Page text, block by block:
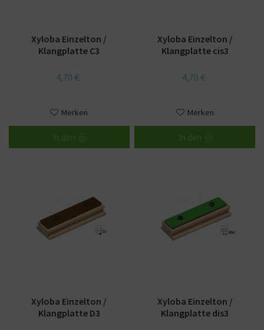
Xyloba Einzelton /
Klangplatte C3
4,70 €
Merken
In den
Xyloba Einzelton /
Klangplatte cis3
4,70 €
Merken
In den
Xyloba Einzelton /
Klangplatte D3
Xyloba Einzelton /
Klangplatte dis3